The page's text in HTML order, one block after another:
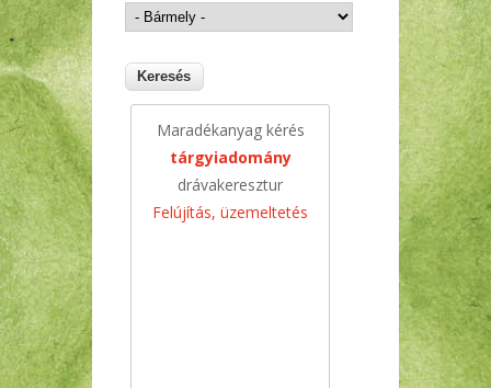
Maradékanyag kérés
tárgyiadomány
drávakeresztur
Felújítás, üzemeltetés